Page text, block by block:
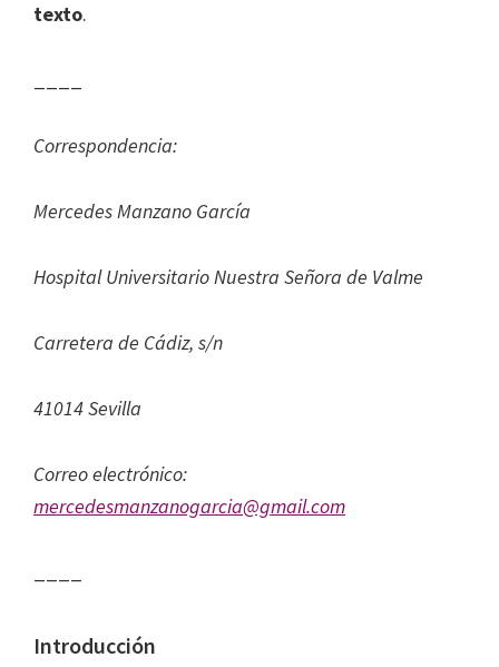
texto.
Correspondencia:
Mercedes Manzano García
Hospital Universitario Nuestra Señora de Valme
Carretera de Cádiz, s/n
41014 Sevilla
Correo electrónico:
mercedesmanzanogarcia@gmail.com
Introducción